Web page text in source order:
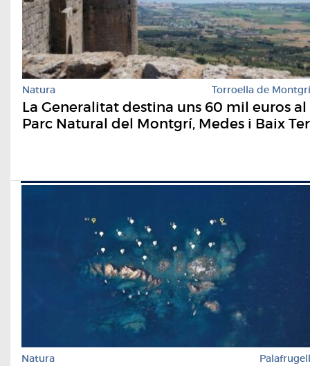
Natura Torroella de Montgrí
La Generalitat destina uns 60 mil euros al
Parc Natural del Montgrí, Medes i Baix Ter
Natura Palafrugell